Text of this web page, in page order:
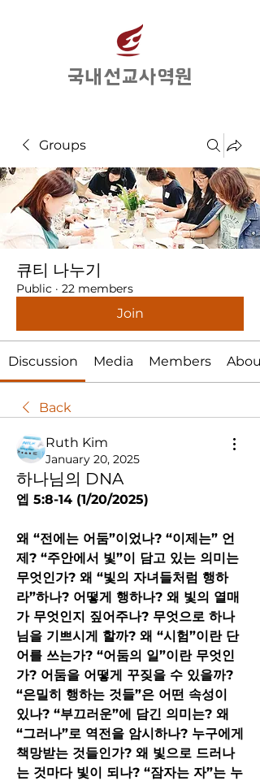
​국내선교사역원
Groups
큐티 나누기
Public · 22 members
Join
Discussion Media Members About
Back
Ruth Kim
January 20, 2025
하나님의 DNA
엡 5:8-14 (1/20/2025)
왜 “전에는 어둠”이었나? “이제는” 언
제? “주안에서 빛”이 담고 있는 의미는
무엇인가? 왜 “빛의 자녀들처럼 행하
라”하나? 어떻게 행하나? 왜 빛의 열매
가 무엇인지 짚어주나? 무엇으로 하나
님을 기쁘시게 할까? 왜 “시험”이란 단
어를 쓰는가? “어둠의 일”이란 무엇인
가? 어둠을 어떻게 꾸짖을 수 있을까?
“은밀히 행하는 것들”은 어떤 속성이
있나? “부끄러운”에 담긴 의미는? 왜
“그러나”로 역전을 암시하나? 누구에게
책망받는 것들인가? 왜 빛으로 드러나
는 것마다 빛이 되나? “잠자는 자”는 누